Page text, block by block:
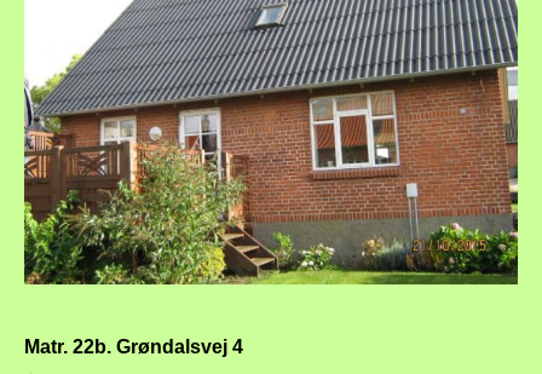
Matr. 22b. Grøndalsvej 4